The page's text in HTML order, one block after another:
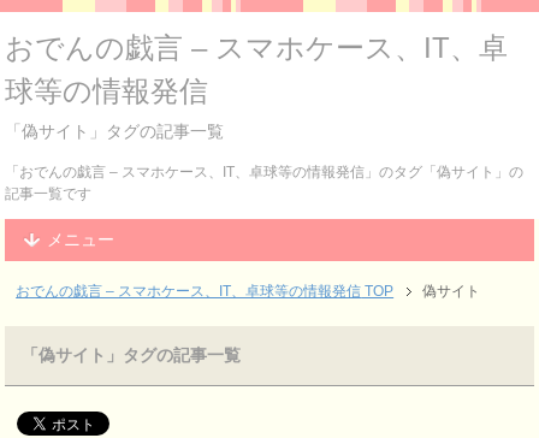
おでんの戯言 – スマホケース、IT、卓
球等の情報発信
「偽サイト」タグの記事一覧
「おでんの戯言 – スマホケース、IT、卓球等の情報発信」のタグ「偽サイト」の
記事一覧です
メニュー
おでんの戯言 – スマホケース、IT、卓球等の情報発信 TOP 偽サイト
「偽サイト」タグの記事一覧